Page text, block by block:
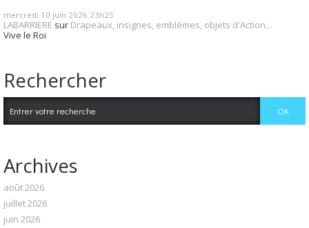
mercredi 10 juin 2026 23h25
LABARRIERE sur Drapeaux, insignes, emblèmes, objets d'Action...
Vive le Roi
Rechercher
Archives
août 2026
juillet 2026
juin 2026